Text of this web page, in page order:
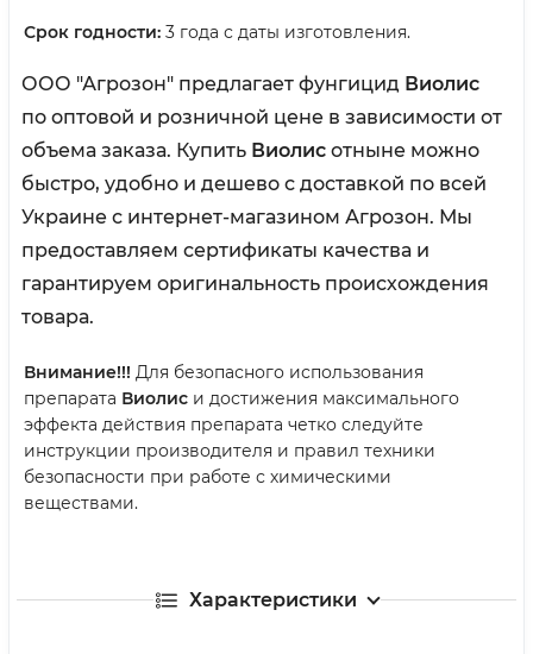
Срок годности: 3 года с даты изготовления.
ООО "Агрозон" предлагает фунгицид Виолис
по оптовой и розничной цене в зависимости от
объема заказа. Купить Виолис отныне можно
быстро, удобно и дешево с доставкой по всей
Украине с интернет-магазином Агрозон. Мы
предоставляем сертификаты качества и
гарантируем оригинальность происхождения
товара.
Внимание!!! Для безопасного использования
препарата Виолис и достижения максимального
эффекта действия препарата четко следуйте
инструкции производителя и правил техники
безопасности при работе с химическими
веществами.
Характеристики